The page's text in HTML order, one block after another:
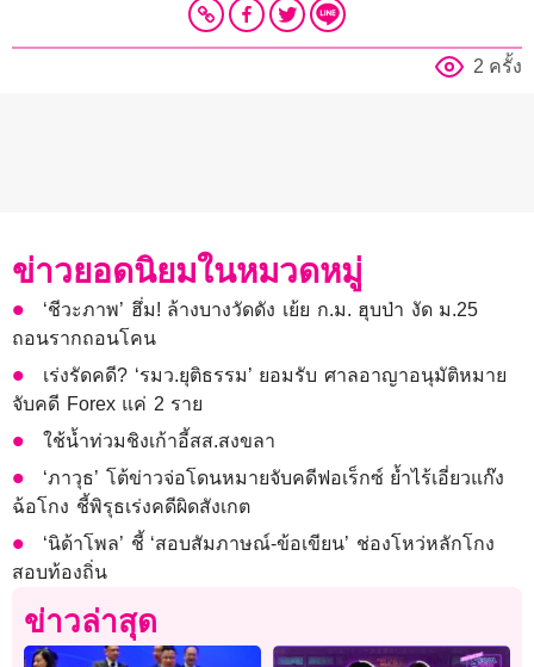
2 ครั้ง
ข่าวยอดนิยมในหมวดหมู่
‘ชีวะภาพ’ ฮึ่ม! ล้างบางวัดดัง เย้ย ก.ม. ฮุบป่า งัด ม.25
ถอนรากถอนโคน
เร่งรัดคดี? ‘รมว.ยุติธรรม’ ยอมรับ ศาลอาญาอนุมัติหมาย
จับคดี Forex แค่ 2 ราย
ใช้น้ำท่วมชิงเก้าอี้สส.สงขลา
‘ภาวุธ’ โต้ข่าวจ่อโดนหมายจับคดีฟอเร็กซ์ ย้ำไร้เอี่ยวแก๊ง
ฉ้อโกง ชี้พิรุธเร่งคดีผิดสังเกต
‘นิด้าโพล’ ชี้ ‘สอบสัมภาษณ์-ข้อเขียน’ ช่องโหว่หลักโกง
สอบท้องถิ่น
ข่าวล่าสุด